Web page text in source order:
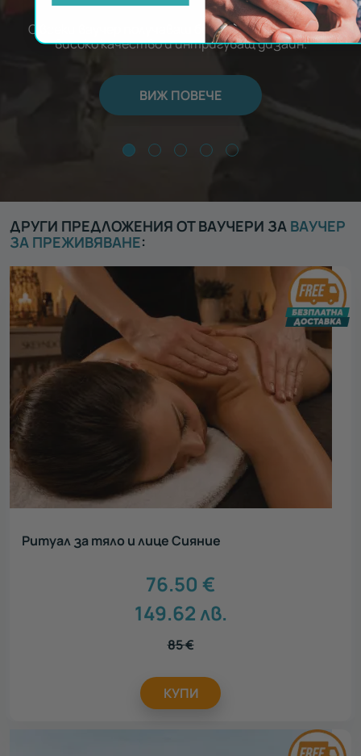
С всеки ваучер получаваш безплатна опаковка с
високо качество и интригуващ дизайн.
ВИЖ ПОВЕЧЕ
ДРУГИ ПРЕДЛОЖЕНИЯ ОТ ВАУЧЕРИ ЗА ВАУЧЕР
ЗА ПРЕЖИВЯВАНЕ:
Ритуал за тяло и лице Сияние
76.50 €
149.62лв.
85€
КУПИ